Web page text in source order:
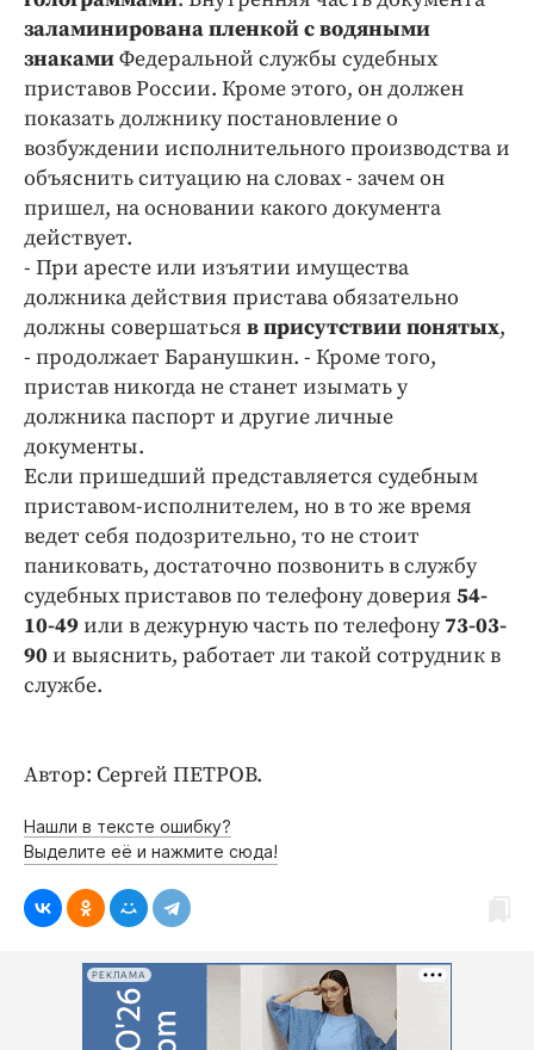
заламинирована пленкой с водяными
знакамиФедеральной службы судебных
приставов России. Кроме этого, он должен
показать должнику постановление о
возбуждении исполнительного производства и
объяснить ситуацию на словах - зачем он
пришел, на основании какого документа
действует.
- При аресте или изъятии имущества
должника действия пристава обязательно
должны совершаться в присутствии понятых,
- продолжает Баранушкин. - Кроме того,
пристав никогда не станет изымать у
должника паспорт и другие личные
документы.
Если пришедший представляется судебным
приставом-исполнителем, но в то же время
ведет себя подозрительно, то не стоит
паниковать, достаточно позвонить в службу
судебных приставов по телефону доверия 54-
10-49или в дежурную часть по телефону73-03-
90и выяснить, работает ли такой сотрудник в
службе.
Автор: Сергей ПЕТРОВ.
Нашли в тексте ошибку?
Выделите её и нажмите сюда!
РЕКЛАМА